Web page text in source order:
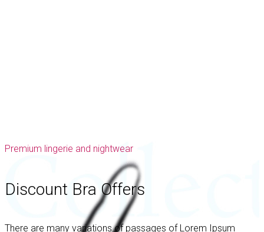
Premium lingerie and nightwear
Discount Bra Offers
There are many variations of passages of Lorem Ipsum